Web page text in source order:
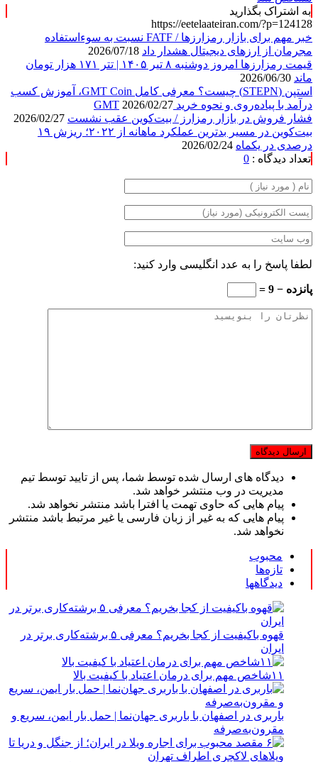
به اشتراک بگذارید
https://eetelaateiran.com/?p=124128
خبر مهم برای بازار رمزارزها / FATF نسبت به سوءاستفاده
مجرمان از ارزهای دیجیتال هشدار داد
قیمت رمزارزها امروز دوشنبه ۸ تیر ۱۴۰۵ | تتر ۱۷۱ هزار تومان
ماند
استپن (STEPN) چیست؟ معرفی کامل GMT Coin، آموزش کسب
درآمد با پیاده‌روی و نحوه خرید GMT 2026/02/27
فشار فروش در بازار رمزارز / بیت‌کوین عقب نشست
بیت‌کوین در مسیر بدترین عملکرد ماهانه از ۲۰۲۲؛ ریزش ۱۹
درصدی در یکماه
تعداد دیدگاه : 0
لطفا پاسخ را به عدد انگلیسی وارد کنید:
پانزده − 9 =
دیدگاه های ارسال شده توسط شما، پس از تایید توسط تیم
مدیریت در وب منتشر خواهد شد.
پیام هایی که حاوی تهمت یا افترا باشد منتشر نخواهد شد.
پیام هایی که به غیر از زبان فارسی یا غیر مرتبط باشد منتشر
نخواهد شد.
محبوب
تازه‌ها
دیدگاهها
قهوه باکیفیت از کجا بخریم؟ معرفی ۵ برشته‌کاری برتر در
ایران
۱۱شاخص مهم برای درمان اعتیاد با کیفیت بالا
باربری در اصفهان با باربری جهان‌نما | حمل بار ایمن، سریع و
مقرون‌به‌صرفه